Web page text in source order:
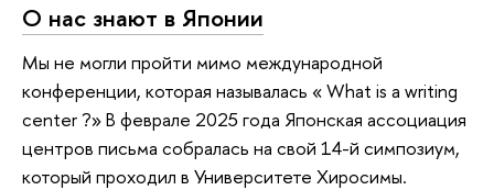
О нас знают в Японии
Мы не могли пройти мимо международной
конференции, которая называлась « What is a writing
center ?» В феврале 2025 года Японская ассоциация
центров письма собралась на свой 14-й симпозиум,
который проходил в Университете Хиросимы.